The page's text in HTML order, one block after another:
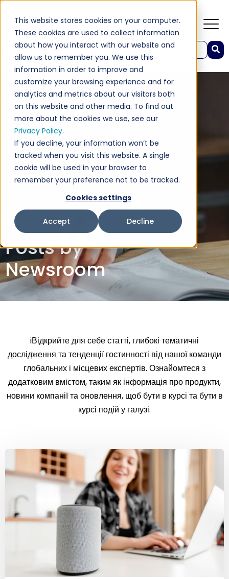
This website stores cookies on your computer.
These cookies are used to collect information
about how you interact with our website and
allow us to remember you. We use this
information in order to improve and
customize your browsing experience and for
analytics and metrics about our visitors both
on this website and other media. To find out
more about the cookies we use, see our
Privacy Policy.
If you decline, your information won’t be
tracked when you visit this website. A single
cookie will be used in your browser to
remember your preference not to be tracked.
Cookies settings
Accept Decline
Це поле пошуку з доданим параметром автопідставляння слів.
Немає пропозицій, оскільки поле пошуку пусте.
Posts by
Newsroom
iВідкрийте для себе статті, глибокі тематичні
дослідження та тенденції гостинності від нашої команди
глобальних і місцевих експертів. Ознайомтеся з
додатковим вмістом, таким як інформація про продукти,
новини компанії та оновлення, щоб бути в курсі та бути в
курсі подій у галузі.